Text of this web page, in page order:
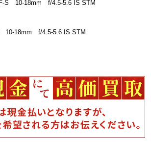
S 10-18mm f/4.5-5.6 IS STM
10-18mm f/4.5-5.6 IS STM